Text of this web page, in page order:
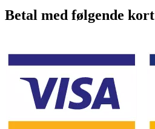
Betal med følgende kort